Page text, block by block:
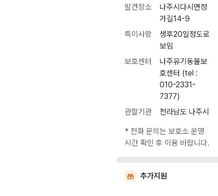
발견장소
나주시다시면정
가길14-9
특이사항
생후20일정도로
보임
보호센터
나주유기동물보
호센터 (tel :
010-2331-
7377)
관할기관
전라남도 나주시
* 전화 문의는 보호소 운영
시간 확인 후 이용 바랍니다.
추가지원